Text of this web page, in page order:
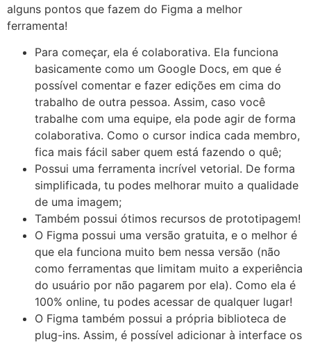
alguns pontos que fazem do Figma a melhor
ferramenta!
Para começar, ela é colaborativa. Ela funciona
basicamente como um Google Docs, em que é
possível comentar e fazer edições em cima do
trabalho de outra pessoa. Assim, caso você
trabalhe com uma equipe, ela pode agir de forma
colaborativa. Como o cursor indica cada membro,
fica mais fácil saber quem está fazendo o quê;
Possui uma ferramenta incrível vetorial. De forma
simplificada, tu podes melhorar muito a qualidade
de uma imagem;
Também possui ótimos recursos de prototipagem!
O Figma possui uma versão gratuita, e o melhor é
que ela funciona muito bem nessa versão (não
como ferramentas que limitam muito a experiência
do usuário por não pagarem por ela). Como ela é
100% online, tu podes acessar de qualquer lugar!
O Figma também possui a própria biblioteca de
plug-ins. Assim, é possível adicionar à interface os